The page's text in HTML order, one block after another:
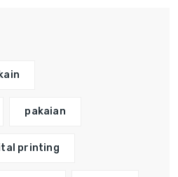
kain
pakaian
printing